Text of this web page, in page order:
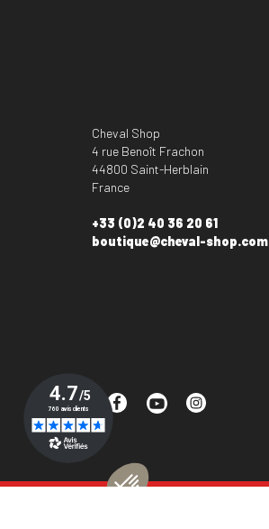
Cheval Shop
4 rue Benoît Frachon
44800 Saint-Herblain
France
+33 (0)2 40 36 20 61
boutique@cheval-shop.com
FacebookYouTube